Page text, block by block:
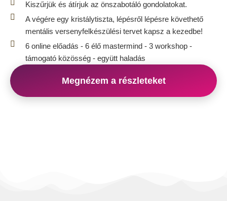
Kiszűrjük és átírjuk az önszabotáló gondolatokat.
A végére egy kristálytiszta, lépésről lépésre követhető
mentális versenyfelkészülési tervet kapsz a kezedbe!
6 online előadás - 6 élő mastermind - 3 workshop -
támogató közösség - együtt haladás
Megnézem a részleteket